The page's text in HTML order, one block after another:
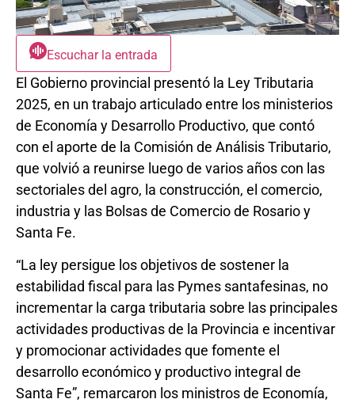
Escuchar la entrada
El Gobierno provincial presentó la Ley Tributaria
2025, en un trabajo articulado entre los ministerios
de Economía y Desarrollo Productivo, que contó
con el aporte de la Comisión de Análisis Tributario,
que volvió a reunirse luego de varios años con las
sectoriales del agro, la construcción, el comercio,
industria y las Bolsas de Comercio de Rosario y
Santa Fe.
“La ley persigue los objetivos de sostener la
estabilidad fiscal para las Pymes santafesinas, no
incrementar la carga tributaria sobre las principales
actividades productivas de la Provincia e incentivar
y promocionar actividades que fomente el
desarrollo económico y productivo integral de
Santa Fe”, remarcaron los ministros de Economía,